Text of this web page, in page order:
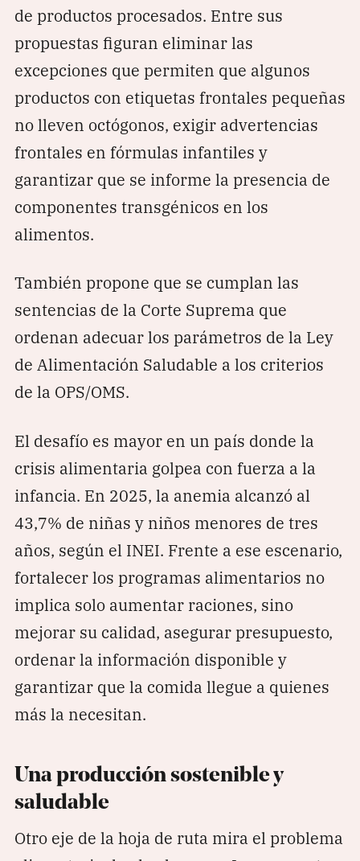
de productos procesados. Entre sus
propuestas figuran eliminar las
excepciones que permiten que algunos
productos con etiquetas frontales pequeñas
no lleven octógonos, exigir advertencias
frontales en fórmulas infantiles y
garantizar que se informe la presencia de
componentes transgénicos en los
alimentos.
También propone que se cumplan las
sentencias de la Corte Suprema que
ordenan adecuar los parámetros de la Ley
de Alimentación Saludable a los criterios
de la OPS/OMS.
El desafío es mayor en un país donde la
crisis alimentaria golpea con fuerza a la
infancia. En 2025, la anemia alcanzó al
43,7% de niñas y niños menores de tres
años, según el INEI. Frente a ese escenario,
fortalecer los programas alimentarios no
implica solo aumentar raciones, sino
mejorar su calidad, asegurar presupuesto,
ordenar la información disponible y
garantizar que la comida llegue a quienes
más la necesitan.
Una producción sostenible y
saludable
Otro eje de la hoja de ruta mira el problema